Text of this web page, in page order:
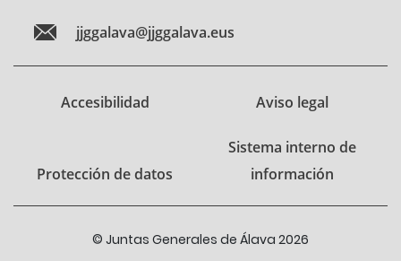
jjggalava@jjggalava.eus
Accesibilidad Aviso legal
Protección de datos
Sistema interno de
información
© Juntas Generales de Álava 2026